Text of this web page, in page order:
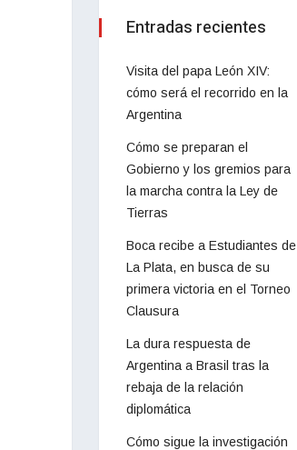
Entradas recientes
Visita del papa León XIV:
cómo será el recorrido en la
Argentina
Cómo se preparan el
Gobierno y los gremios para
la marcha contra la Ley de
Tierras
Boca recibe a Estudiantes de
La Plata, en busca de su
primera victoria en el Torneo
Clausura
La dura respuesta de
Argentina a Brasil tras la
rebaja de la relación
diplomática
Cómo sigue la investigación